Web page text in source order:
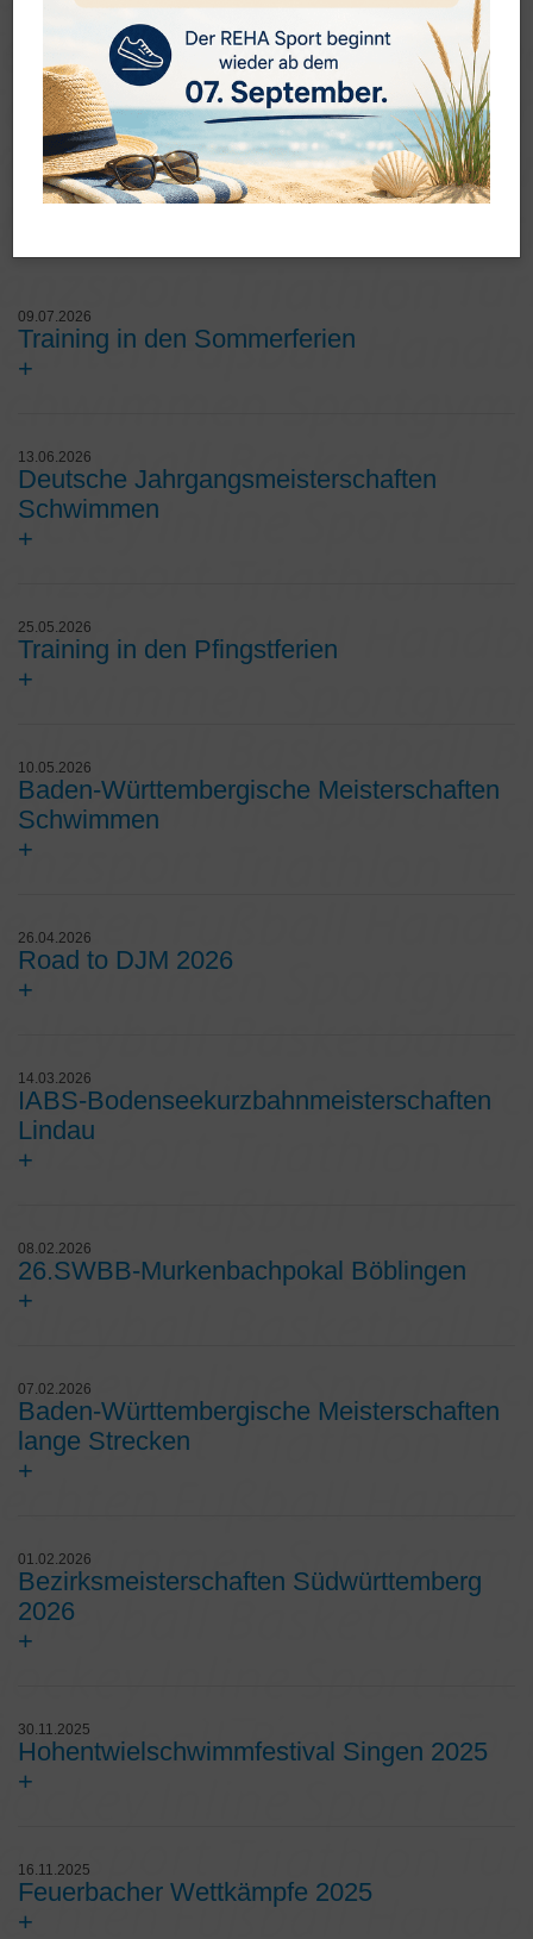
News
09.07.2026
Training in den Sommerferien
+
13.06.2026
Deutsche Jahrgangsmeisterschaften
Schwimmen
+
25.05.2026
Training in den Pfingstferien
+
10.05.2026
Baden-Württembergische Meisterschaften
Schwimmen
+
26.04.2026
Road to DJM 2026
+
14.03.2026
IABS-Bodenseekurzbahnmeisterschaften
Lindau
+
08.02.2026
26.SWBB-Murkenbachpokal Böblingen
+
07.02.2026
Baden-Württembergische Meisterschaften
lange Strecken
+
01.02.2026
Bezirksmeisterschaften Südwürttemberg
2026
+
30.11.2025
Hohentwielschwimmfestival Singen 2025
+
16.11.2025
Feuerbacher Wettkämpfe 2025
+